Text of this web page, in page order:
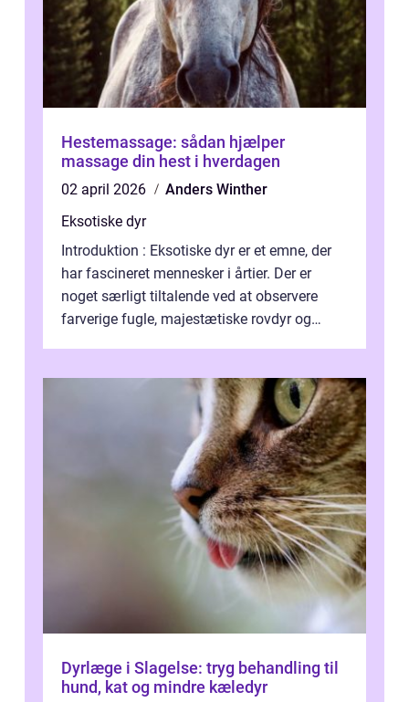
Hestemassage: sådan hjælper
massage din hest i hverdagen
02 april 2026
Anders Winther
Eksotiske dyr
Introduktion : Eksotiske dyr er et emne, der
har fascineret mennesker i årtier. Der er
noget særligt tiltalende ved at observere
farverige fugle, majestætiske rovdyr og
Dyrlæge i Slagelse: tryg behandling til
hund, kat og mindre kæledyr